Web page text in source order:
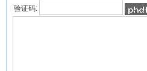
验证码: